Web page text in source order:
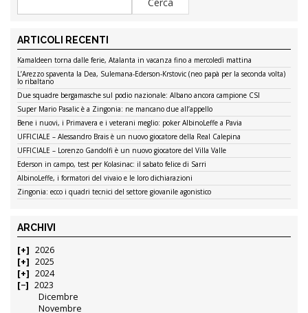
ARTICOLI RECENTI
Kamaldeen torna dalle ferie, Atalanta in vacanza fino a mercoledì mattina
L’Arezzo spaventa la Dea, Sulemana-Ederson-Krstovic (neo papà per la seconda volta)
lo ribaltano
Due squadre bergamasche sul podio nazionale: Albano ancora campione CSI
Super Mario Pasalic è a Zingonia: ne mancano due all’appello
Bene i nuovi, i Primavera e i veterani meglio: poker AlbinoLeffe a Pavia
UFFICIALE – Alessandro Brais è un nuovo giocatore della Real Calepina
UFFICIALE – Lorenzo Gandolfi è un nuovo giocatore del Villa Valle
Ederson in campo, test per Kolasinac: il sabato felice di Sarri
AlbinoLeffe, i formatori del vivaio e le loro dichiarazioni
Zingonia: ecco i quadri tecnici del settore giovanile agonistico
ARCHIVI
2026
2025
2024
2023
Dicembre
Novembre